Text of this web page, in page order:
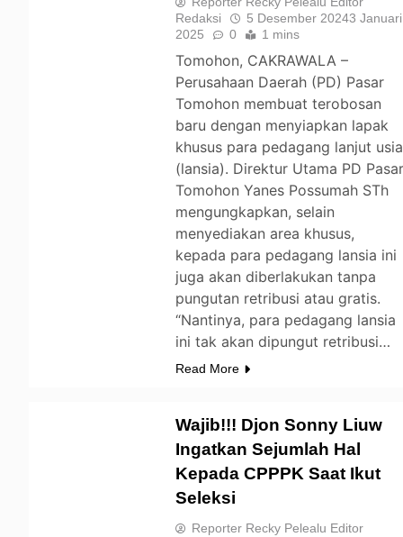
Redaksi
5 Desember 20243 Januari
2025
0 1 mins
Tomohon, CAKRAWALA –
Perusahaan Daerah (PD) Pasar
Tomohon membuat terobosan
baru dengan menyiapkan lapak
khusus para pedagang lanjut usia
(lansia). Direktur Utama PD
Tomohon Yanes Possumah STh
mengungkapkan, selain
menyediakan area khusus,
kepada para pedagang lansia ini
juga akan diberlakukan tanpa
pungutan retribusi atau gratis.
“Nantinya, para pedagang lansia
ini tak akan dipungut retribusi…
Read More
Wajib!!! Djon Sonny Liuw
Ingatkan Sejumlah Hal
Kepada CPPPK Saat Ikut
Seleksi
Reporter Recky Pelealu Editor